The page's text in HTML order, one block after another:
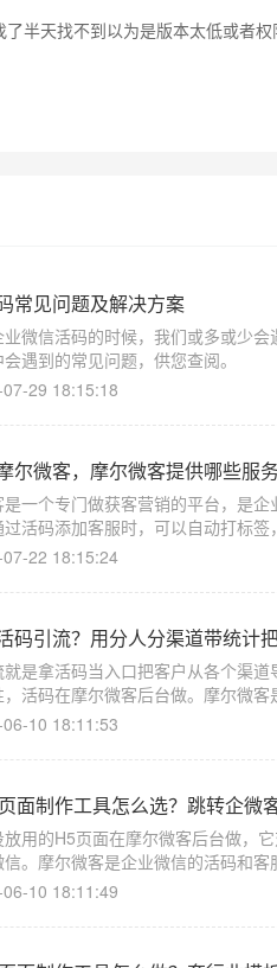
半天找不到以为是版本太低或者
常见问题及解决方案
微信活码的时候，我们或多或少
遇到的常见问题，供您查阅。
29 18:15:18
尔微客，摩尔微客提供哪些服务
是一个专门做获客营销的平台，是
过活码添加客服时，可以自动打标
欢迎语等等。
22 18:15:24
码引流？用分人分渠道带统计
就是拿活码当入口把客户从各个渠
，活码在摩尔微客后台做。摩尔微
或者物料的人扫码加上微信。用普通
10 18:11:53
面制作工具怎么选？跳转企微
放用的H5页面在摩尔微客后台做，
信。摩尔微客是企业微信的活码和
一样的地方在于客户加到哪。加个人
10 18:11:49